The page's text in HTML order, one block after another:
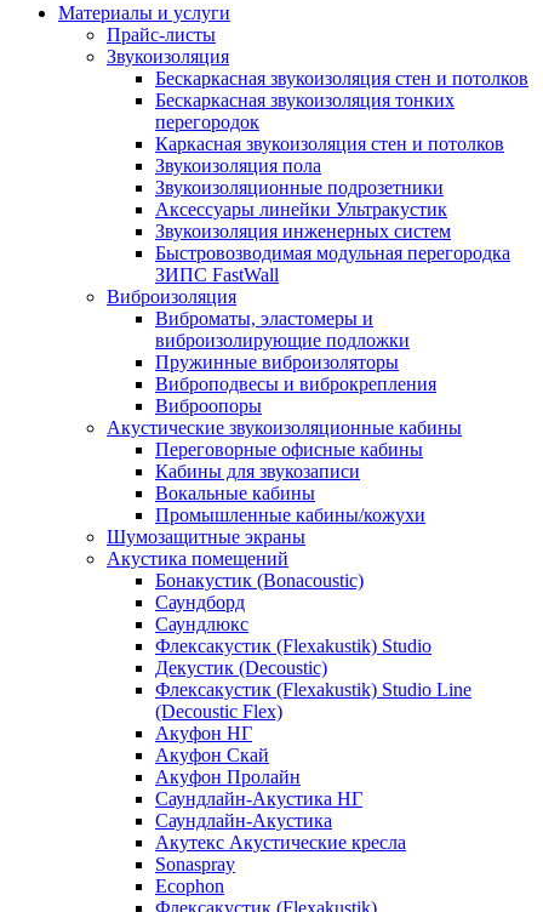
Материалы и услуги
Прайс-листы
Звукоизоляция
Бескаркасная звукоизоляция стен и потолков
Бескаркасная звукоизоляция тонких
перегородок
Каркасная звукоизоляция стен и потолков
Звукоизоляция пола
Звукоизоляционные подрозетники
Аксессуары линейки Ультракустик
Звукоизоляция инженерных систем
Быстровозводимая модульная перегородка
ЗИПС FastWall
Виброизоляция
Виброматы, эластомеры и
виброизолирующие подложки
Пружинные виброизоляторы
Виброподвесы и виброкрепления
Виброопоры
Акустические звукоизоляционные кабины
Переговорные офисные кабины
Кабины для звукозаписи
Вокальные кабины
Промышленные кабины/кожухи
Шумозащитные экраны
Акустика помещений
Бонакустик (Bonacoustic)
Саундборд
Саундлюкс
Флексакустик (Flexakustik) Studio
Декустик (Decoustic)
Флексакустик (Flexakustik) Studio Line
(Decoustic Flex)
Акуфон НГ
Акуфон Скай
Акуфон Пролайн
Саундлайн-Акустика НГ
Саундлайн-Акустика
Акутекс Акустические кресла
Sonaspray
Ecophon
Флексакустик (Flexakustik)